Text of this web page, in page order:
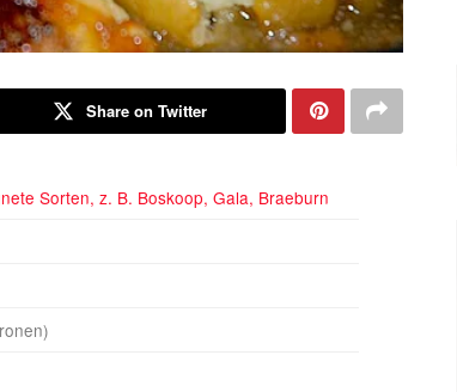
Share on Twitter
Sorten, z. B. Boskoop, Gala, Braeburn